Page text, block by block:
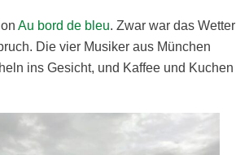
Au bord de bleu. Zwar war das Wetter
Die vier Musiker aus München
ins Gesicht, und Kaffee und Kuchen